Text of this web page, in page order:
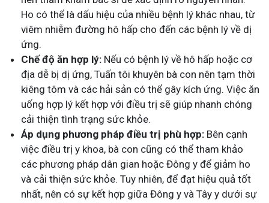
Ho có thể là dấu hiệu của nhiều bệnh lý khác nhau, từ
viêm nhiễm đường hô hấp cho đến các bệnh lý về dị
ứng.
Chế độ ăn hợp lý: Nếu có bệnh lý về hô hấp hoặc cơ
địa dễ bị dị ứng, Tuấn tôi khuyên bà con nên tạm thời
kiêng tôm và các hải sản có thể gây kích ứng. Việc ăn
uống hợp lý kết hợp với điều trị sẽ giúp nhanh chóng
cải thiện tình trạng sức khỏe.
Áp dụng phương pháp điều trị phù hợp: Bên cạnh
việc điều trị y khoa, bà con cũng có thể tham khảo
các phương pháp dân gian hoặc Đông y để giảm ho
và cải thiện sức khỏe. Tuy nhiên, để đạt hiệu quả tốt
nhất, nên có sự kết hợp giữa Đông y và Tây y dưới sự